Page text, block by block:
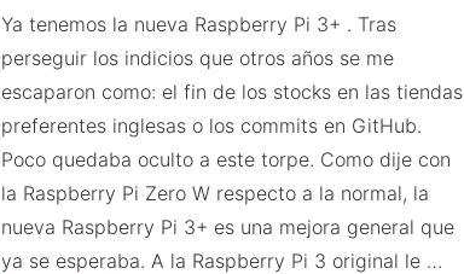
Ya tenemos la nueva Raspberry Pi 3+ . Tras
perseguir los indicios que otros años se me
escaparon como: el fin de los stocks en las tiendas
preferentes inglesas o los commits en GitHub.
Poco quedaba oculto a este torpe. Como dije con
la Raspberry Pi Zero W respecto a la normal, la
nueva Raspberry Pi 3+ es una mejora general que
ya se esperaba. A la Raspberry Pi 3 original le …